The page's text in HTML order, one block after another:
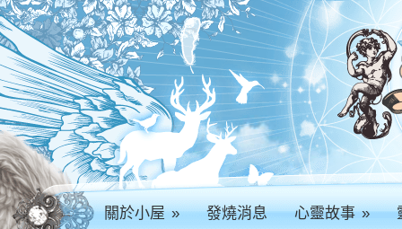
關於小屋» 發燒消息 心靈故事»